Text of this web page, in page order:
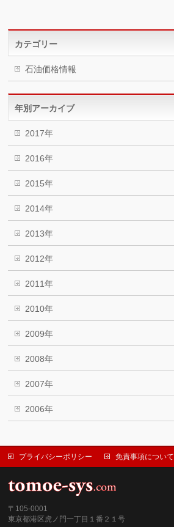
カテゴリー
石油価格情報
年別アーカイブ
2017年
2016年
2015年
2014年
2013年
2012年
2011年
2010年
2009年
2008年
2007年
2006年
プライバシーポリシー 免責事項について
〒105-0001
東京都港区虎ノ門一丁目１番２１号